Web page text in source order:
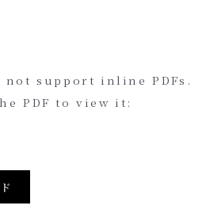
not support inline PDFs.
PDF to view it: